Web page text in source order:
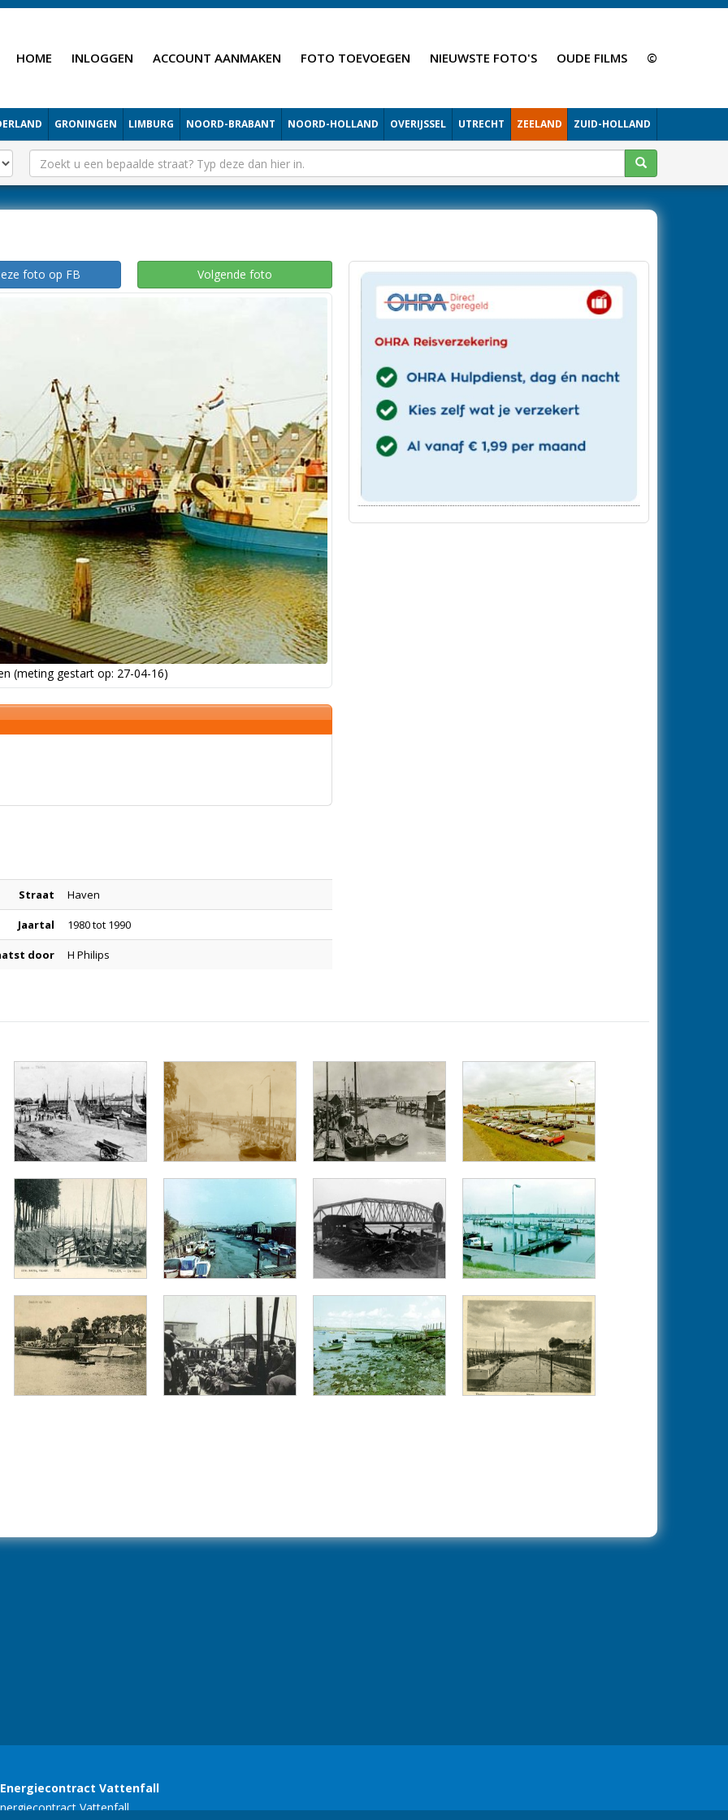
HOME INLOGGEN ACCOUNT AANMAKEN FOTO TOEVOEGEN NIEUWSTE FOTO'S OUDE FILMS ©
GRONINGEN LIMBURG NOORD-BRABANT NOORD-HOLLAND OVERIJSSEL UTRECHT ZEELAND ZUID-HOLLAND
foto op FB Volgende foto
(meting gestart op: 27-04-16)
Straat Haven
Jaartal 1980 tot 1990
door H Philips